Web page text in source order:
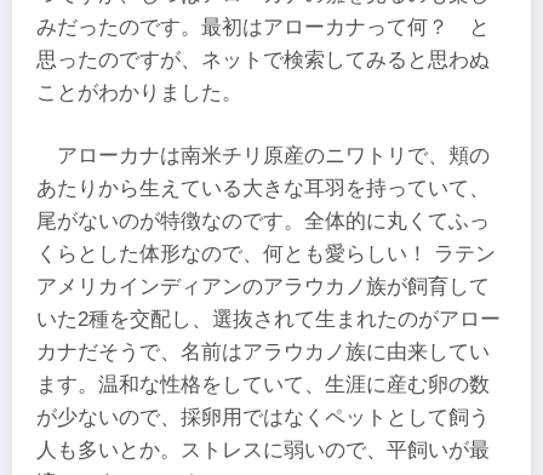
みだったのです。最初はアローカナって何？ と
思ったのですが、ネットで検索してみると思わぬ
ことがわかりました。
アローカナは南米チリ原産のニワトリで、頬の
あたりから生えている大きな耳羽を持っていて、
尾がないのが特徴なのです。全体的に丸くてふっ
くらとした体形なので、何とも愛らしい！ ラテン
アメリカインディアンのアラウカノ族が飼育して
いた2種を交配し、選抜されて生まれたのがアロー
カナだそうで、名前はアラウカノ族に由来してい
ます。温和な性格をしていて、生涯に産む卵の数
が少ないので、採卵用ではなくペットとして飼う
人も多いとか。ストレスに弱いので、平飼いが最